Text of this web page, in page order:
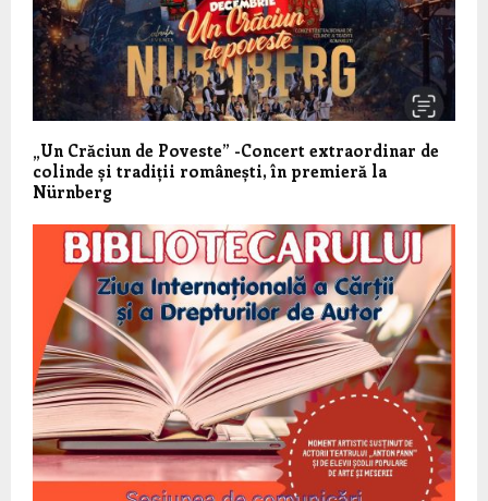
„Un Crăciun de Poveste” -Concert extraordinar de
colinde și tradiții românești, în premieră la
Nürnberg